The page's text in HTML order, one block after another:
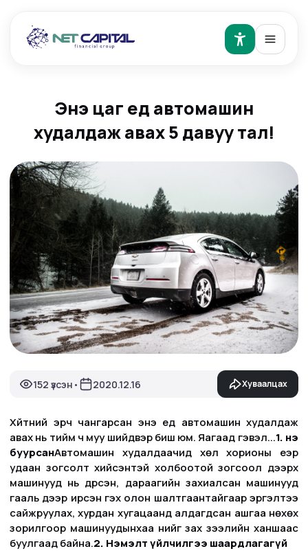
Энэ цаг үед автомашин
худалдаж авах 5 давуу тал!
152 үзсэн • 2020.12.16 Хуваалцах
Хүйтний эрч чангарсан энэ үед автомашин худалдаж
авах нь тийм ч муу шийдвэр биш юм. Яагаад гэвэл...1. Үнэ
буурсанАвтомашин худалдаачид хөл хорионы үеэр
удаан зогсолт хийсэнтэй холбоотой зогсоол дээрх
машинууд нь дүүрсэн, дараагийн захиалсан машинууд
гааль дээр ирсэн гэх олон шалтгаантайгаар эргэлтээ
сайжруулах, хурдан хугацаанд алдагдсан ашгаа нөхөх
зорилгоор машинуудынхаа үнийг зах зээлийн ханшаас
буулгаад байна.2. Нэмэлт үйлчилгээ шаардлагагүй